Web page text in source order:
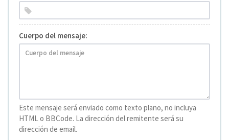
Cuerpo del mensaje:
Este mensaje será enviado como texto plano, no incluya
HTML o BBCode. La dirección del remitente será su
dirección de email.